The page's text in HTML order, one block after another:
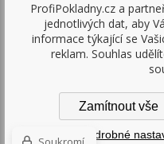
Prodejna
firmu, určitě
Roman K.,
ZOBRAZIT
ProfiPokladny.cz a
jednotlivých dat, aby
informace týkající se
reklam. Souhlas
Zamítnout vše
Podrobné